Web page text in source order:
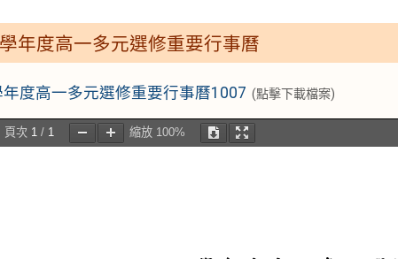
年度高一多元選修重要行事曆
年度高一多元選修重要行事曆1007 (點擊下載檔案)
頁次 1/ 1 縮放 100%